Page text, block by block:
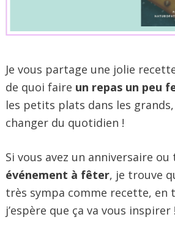
Je vous partage une jolie
de quoi faire un repas un peu
les petits plats dans les
changer du quotidien !
Si vous avez un anniversaire
événement à fêter, je trouve
très sympa comme recette, en
j’espère que ça va vous inspirer !